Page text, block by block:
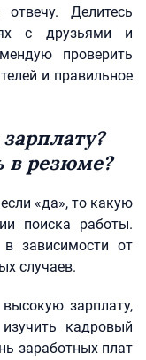
Делитесь
с друзьями и
проверить
и правильное
в резюме?
«да», то какую
поиска работы.
зависимости от
случаев.
зарплату,
кадровый
заработных плат